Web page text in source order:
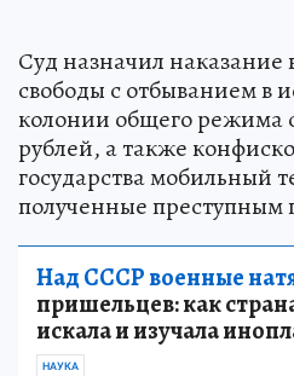
Суд назначил
свободы с отбыванием в
колонии общего режима
рублей, а также
государства мобильный
полученные преступным
Над СССР военные
пришельцев: как
искала и изучала
НАУКА